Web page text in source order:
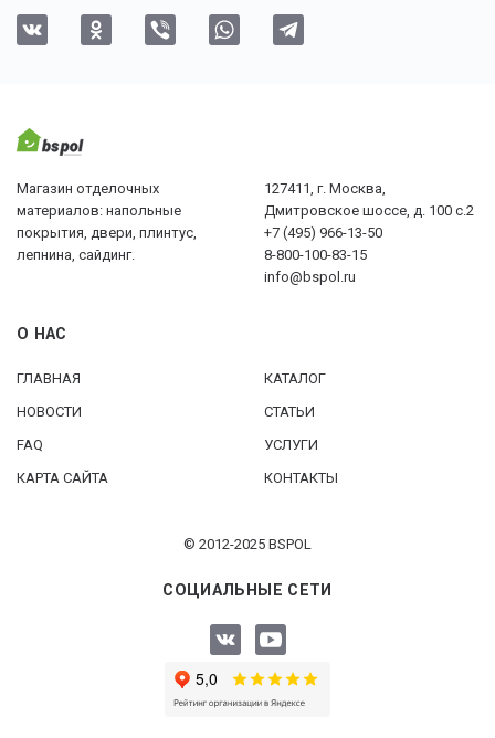
Магазин отделочных
материалов: напольные
покрытия, двери, плинтус,
лепнина, сайдинг.
127411, г. Москва,
Дмитровское шоссе, д. 100 с.2
+7 (495) 966-13-50
8-800-100-83-15
info@bspol.ru
О НАС
ГЛАВНАЯ
КАТАЛОГ
НОВОСТИ
СТАТЬИ
FAQ
УСЛУГИ
КАРТА САЙТА
КОНТАКТЫ
© 2012-2025 BSPOL
СОЦИАЛЬНЫЕ СЕТИ